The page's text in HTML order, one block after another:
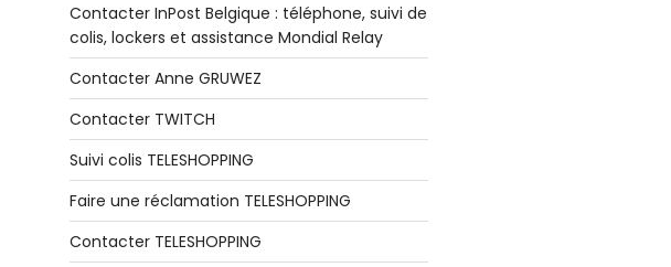
Contacter InPost Belgique : téléphone, suivi de
colis, lockers et assistance Mondial Relay
Contacter Anne GRUWEZ
Contacter TWITCH
Suivi colis TELESHOPPING
Faire une réclamation TELESHOPPING
Contacter TELESHOPPING